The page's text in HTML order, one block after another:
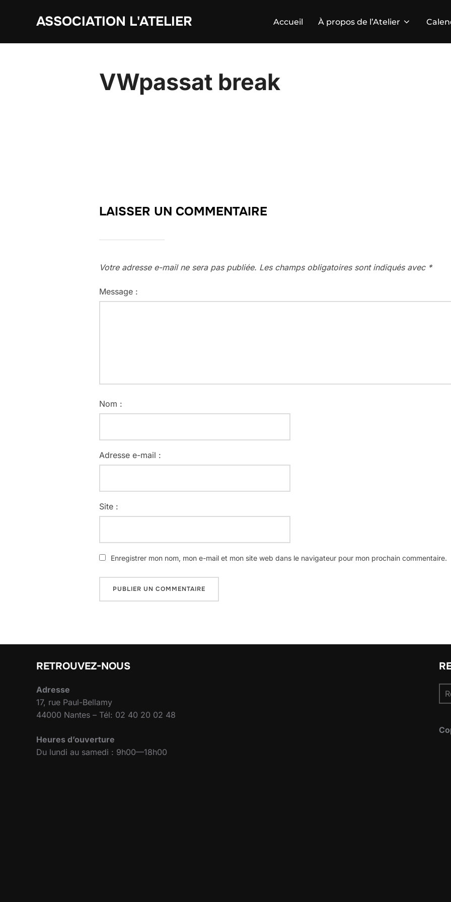
ASSOCIATION L'ATELIER Accueil À propos de l’Atelier
VWpassat break
LAISSER UN COMMENTAIRE
Votre adresse e-mail ne sera pas publiée. Les champs obligatoires sont indiqués avec *
Message :
Nom :
Adresse e-mail :
Site :
Enregistrer mon nom, mon e-mail et mon site web dans le navigateur pour mon prochain commentaire.
RETROUVEZ-NOUS
Adresse
17, rue Paul-Bellamy
44000 Nantes – Tél: 02 40 20 02 48
Heures d’ouverture
Du lundi au samedi : 9h00—18h00